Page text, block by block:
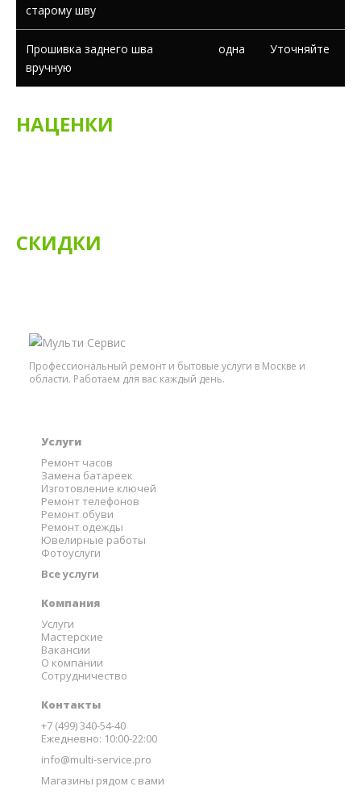
старому шву
Прошивка заднего шва
вручную
одна Уточняйте
НАЦЕНКИ
СКИДКИ
Профессиональный ремонт и бытовые услуги в Москве и
области. Работаем для вас каждый день.
Услуги
Ремонт часов
Замена батареек
Изготовление ключей
Ремонт телефонов
Ремонт обуви
Ремонт одежды
Ювелирные работы
Фотоуслуги
Все услуги
Компания
Услуги
Мастерские
Вакансии
О компании
Сотрудничество
Контакты
+7 (499) 340-54-40
Ежедневно: 10:00-22:00
info@multi-service.pro
Магазины рядом с вами